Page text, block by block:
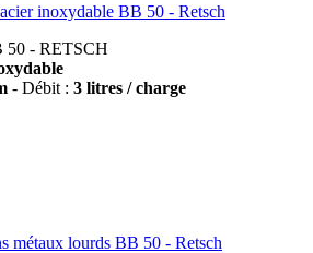
inoxydable BB 50 - Retsch
50 - RETSCH
- Débit : 3 litres / charge
métaux lourds BB 50 - Retsch